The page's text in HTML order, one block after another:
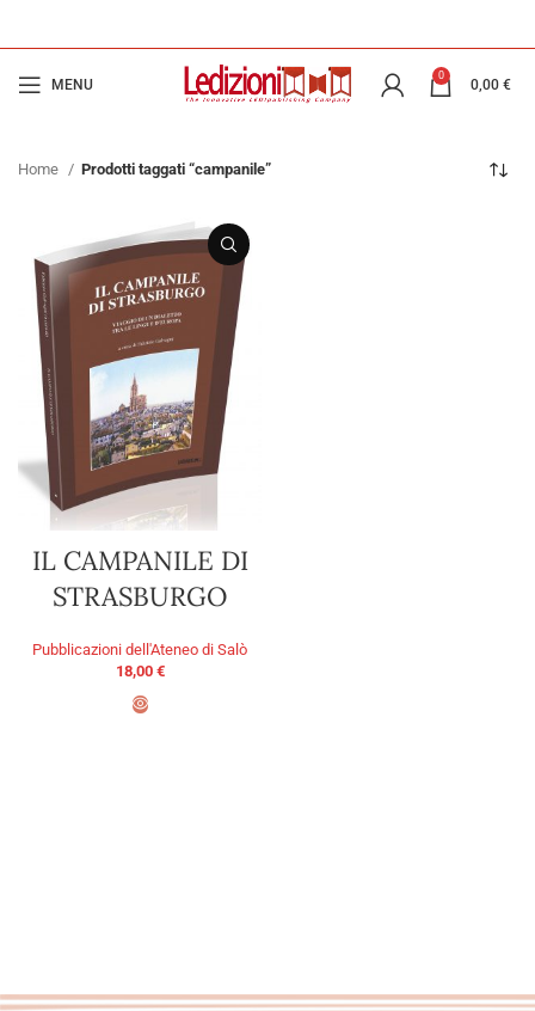
MENU
0
0,00 €
Home Prodotti taggati “campanile”
IL CAMPANILE DI
STRASBURGO
Pubblicazioni dell'Ateneo di Salò
18,00 €